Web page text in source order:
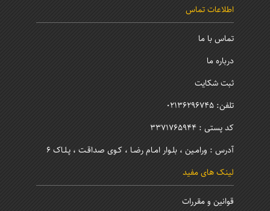
اطلاعات تماس
تماس با ما
درباره ما
ثبت شکایت
تلفن: 02136296745
کد پستی : 3371765944
آدرس : ورامـین ، بلـوار امـام رضـا ، کـوی صداقـت ، پـلـاک 6
لینک های مفید
قوانین و مقررات